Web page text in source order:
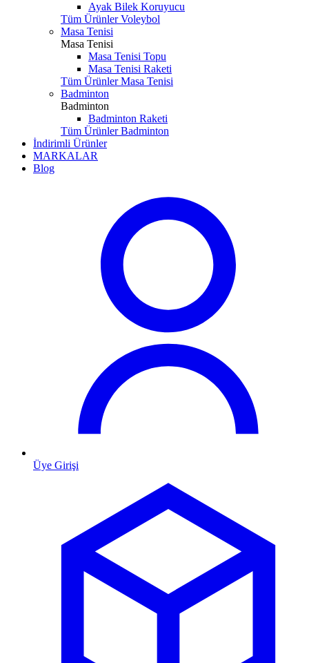
Ayak Bilek Koruyucu
Tüm Ürünler Voleybol
Masa Tenisi
Masa Tenisi
Masa Tenisi Topu
Masa Tenisi Raketi
Tüm Ürünler Masa Tenisi
Badminton
Badminton
Badminton Raketi
Tüm Ürünler Badminton
İndirimli Ürünler
MARKALAR
Blog
Üye Girişi